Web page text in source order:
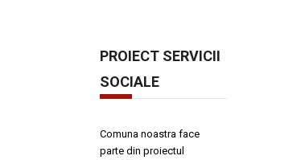
PROIECT SERVICII
SOCIALE
Comuna noastra face
parte din proiectul